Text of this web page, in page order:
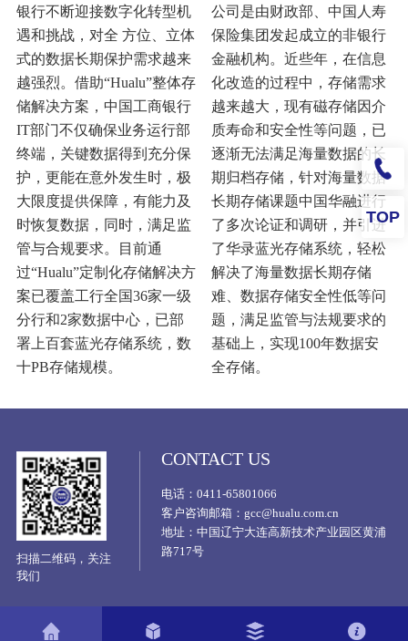
银行不断迎接数字化转型机
遇和挑战，对全 方位、立体
式的数据长期保护需求越来
越强烈。借助“Hualu”整体存
储解决方案，中国工商银行
IT部门不仅确保业务运行部
终端，关键数据得到充分保
护，更能在意外发生时，极
大限度提供保障，有能力及
时恢复数据，同时，满足监
管与合规要求。目前通
过“Hualu”定制化存储解决方
案已覆盖工行全国36家一级
分行和2家数据中心，已部
署上百套蓝光存储系统，数
十PB存储规模。
公司是由财政部、中国人寿
保险集团发起成立的非银行
金融机构。近些年，在信息
化改造的过程中，存储需求
越来越大，现有磁存储因介
质寿命和安全性等问题，已
逐渐无法满足海量数据的长
期归档存储，针对海量数据
长期存储课题中国华融进行
了多次论证和调研，并引进
了华录蓝光存储系统，轻松
解决了海量数据长期存储
难、数据存储安全性低等问
题，满足监管与法规要求的
基础上，实现100年数据安
全存储。
扫描二维码，关注
我们
CONTACT US
电话：0411-65801066
客户咨询邮箱：gcc@hualu.com.cn
地址：中国辽宁大连高新技术产业园区黄浦
路717号
TOP